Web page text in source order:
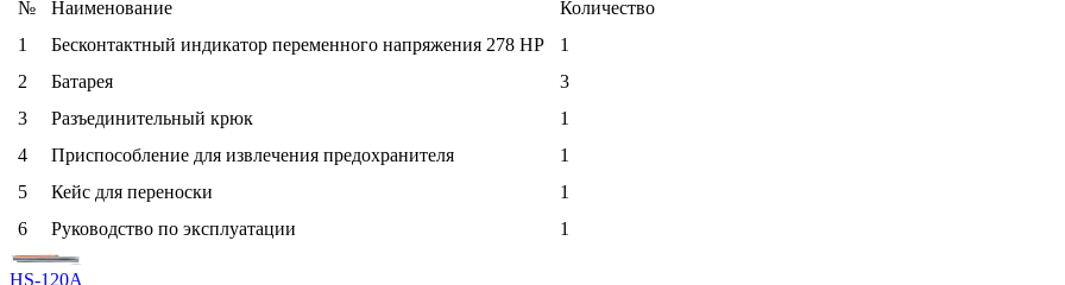
№
Наименование
Количество
1
Бесконтактный индикатор переменного напряжения 278 HP
1
2
Батарея
3
3
Разъединительный крюк
1
4
Приспособление для извлечения предохранителя
1
5
Кейс для переноски
1
6
Руководство по эксплуатации 1
HS-120A